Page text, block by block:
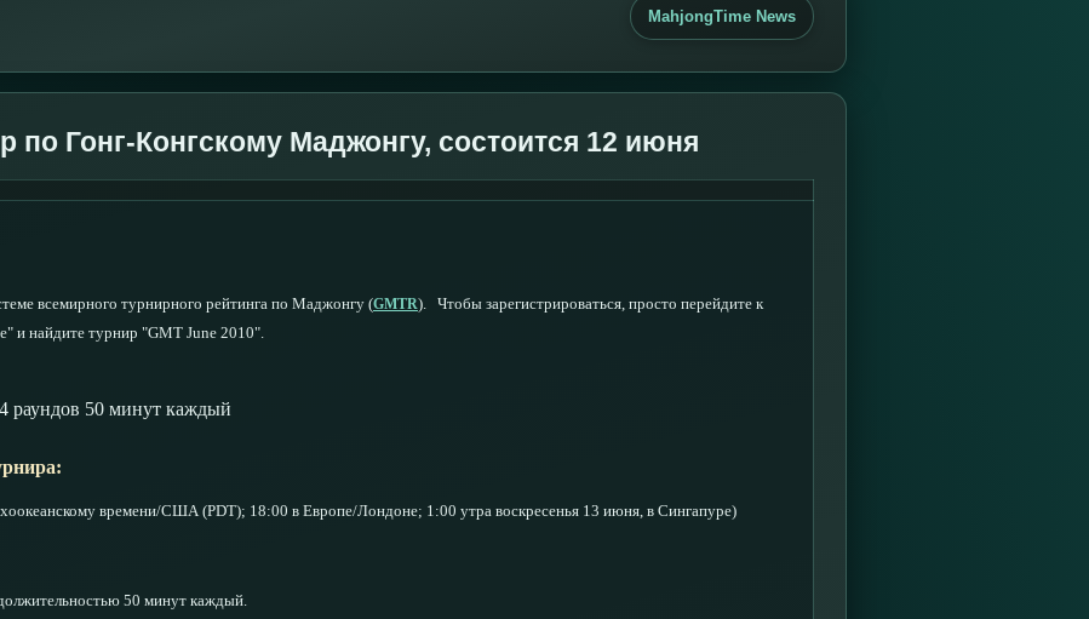
MahjongTime News
по Гонг-Конгскому Маджонгу, состоится 12 июня
всемирного турнирного рейтинга по Маджонгу (GMTR). Чтобы зарегистрироваться, просто перейдите к
и найдите турнир "GMT June 2010".
раундов 50 минут каждый
времени/США (PDT); 18:00 в Европе/Лондоне; 1:00 утра воскресенья 13 июня, в Сингапуре)
50 минут каждый.